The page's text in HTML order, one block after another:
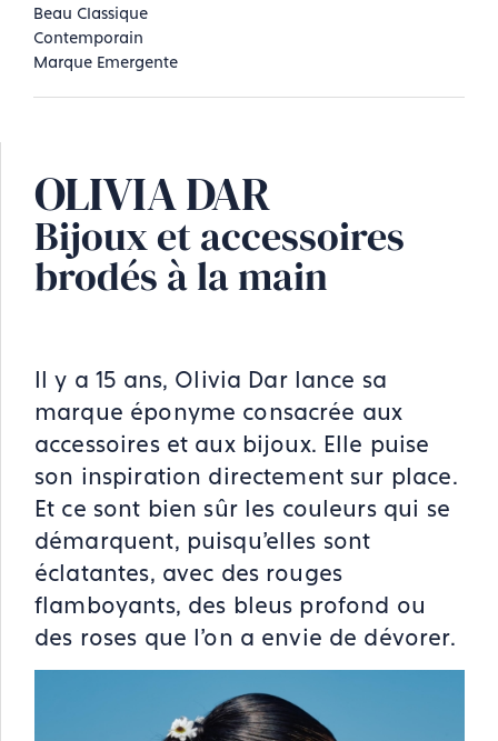
Beau Classique
Contemporain
Marque Emergente
OLIVIA DAR
Bijoux et accessoires
brodés à la main
Il y a 15 ans, Olivia Dar lance sa
marque éponyme consacrée aux
accessoires et aux bijoux. Elle puise
son inspiration directement sur place.
Et ce sont bien sûr les couleurs qui se
démarquent, puisqu'elles sont
éclatantes, avec des rouges
flamboyants, des bleus profond ou
des roses que l'on a envie de dévorer.